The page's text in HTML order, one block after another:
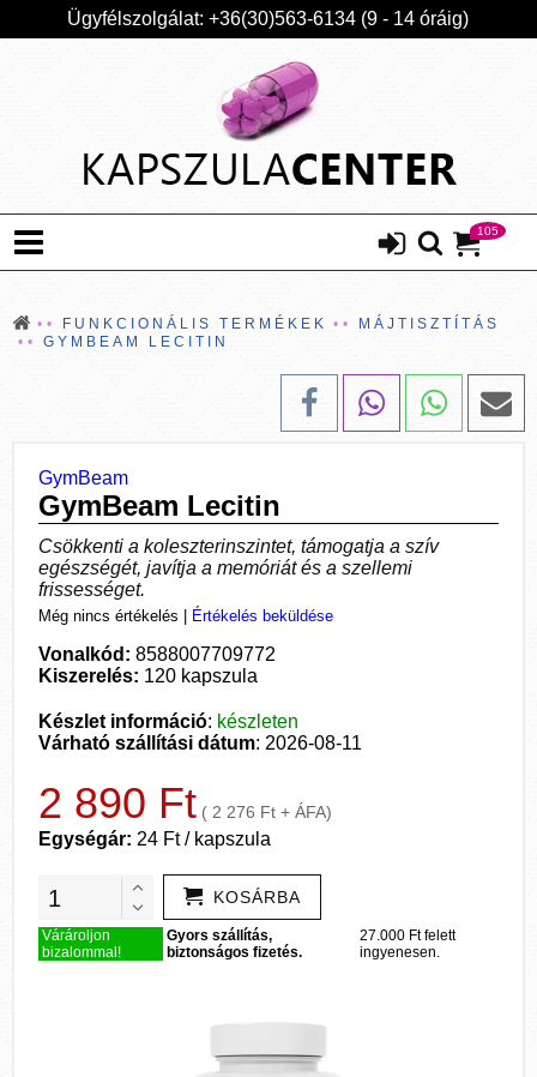
Ügyfélszolgálat: +36(30)563-6134 (9 - 14 óráig)
105
FUNKCIONÁLIS TERMÉKEK
MÁJTISZTÍTÁS
GYMBEAM LECITIN
GymBeam
GymBeam Lecitin
Csökkenti a koleszterinszintet, támogatja a szív
egészségét, javítja a memóriát és a szellemi
frissességet.
Még nincs értékelés Értékelés beküldése
Vonalkód: 8588007709772
Kiszerelés: 120 kapszula
Készlet információ: készleten
Várható szállítási dátum: 2026-08-11
2 890 Ft ( 2 276 Ft + ÁFA)
Egységár: 24 Ft / kapszula
KOSÁRBA
Várároljon
bizalommal!
Gyors szállítás,
biztonságos fizetés.
27.000 Ft felett
ingyenesen.